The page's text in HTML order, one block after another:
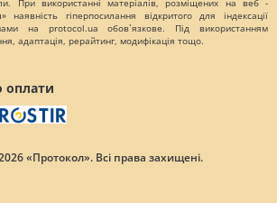
При використанні матеріалів, розміщених на веб -
наявність гіперпосилання відкритого для індексації
на protocol.ua обов`язкове. Під використанням
адаптація, рерайтинг, модифікація тощо.
оплати
«Протокол». Всі права захищені.